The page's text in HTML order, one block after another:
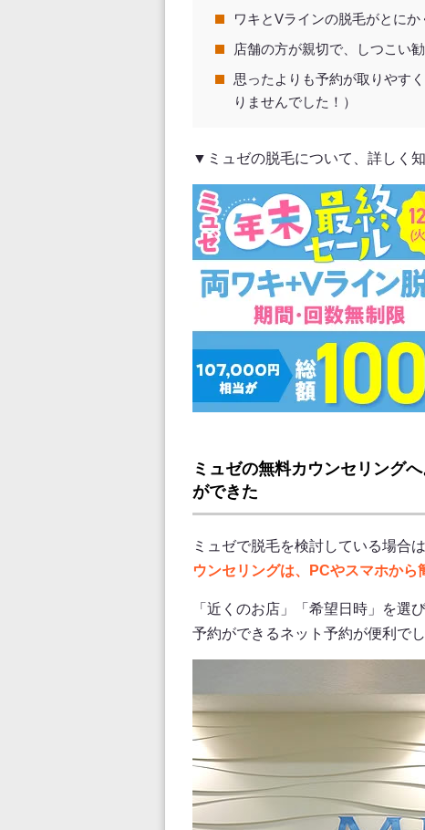
ワキとVラインの脱毛がとに
店舗の方が親切で、しつこい
思ったよりも予約が取りやす
りませんでした！）
▼ミュゼの脱毛について、詳しく
ミュゼの無料カウンセリング
ができた
ミュゼで脱毛を検討している場合
ウンセリングは、PCやスマホから
「近くのお店」「希望日時」を選
予約ができるネット予約が便利でし